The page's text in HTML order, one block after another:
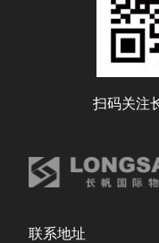
扫码关注
联系地址